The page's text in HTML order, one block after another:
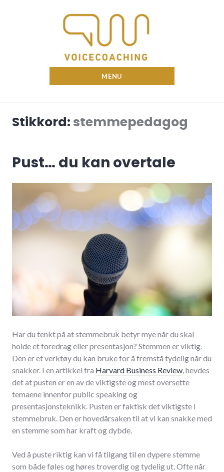
Nina Voicecoach
MENU
Stikkord:stemmepedagog
Pust… du kan overtale
Har du tenkt på at stemmebruk betyr mye når du skal
holde et foredrag eller presentasjon? Stemmen er viktig.
Den er et verktøy du kan bruke for å fremstå tydelig når du
snakker. I en artikkel fra Harvard Business Review, hevdes
det at pusten er en av de viktigste og mest oversette
temaene innenfor public speaking og
presentasjonsteknikk. Pusten er faktisk det viktigste i
stemmebruk. Den er hovedårsaken til at vi kan snakke med
en stemme som har kraft og dybde.
Ved å puste riktig kan vi få tilgang til en dypere stemme
som både føles og høres troverdig og tydelig ut. Ofte når